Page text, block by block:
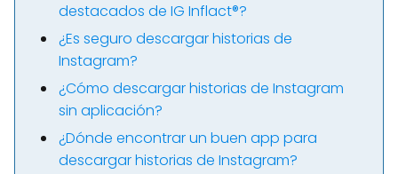
destacados de IG Inflact®?
¿Es seguro descargar historias de
Instagram?
¿Cómo descargar historias de Instagram
sin aplicación?
¿Dónde encontrar un buen app para
descargar historias de Instagram?